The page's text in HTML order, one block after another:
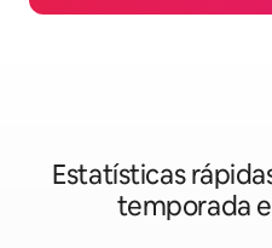
Estatísticas
temporada